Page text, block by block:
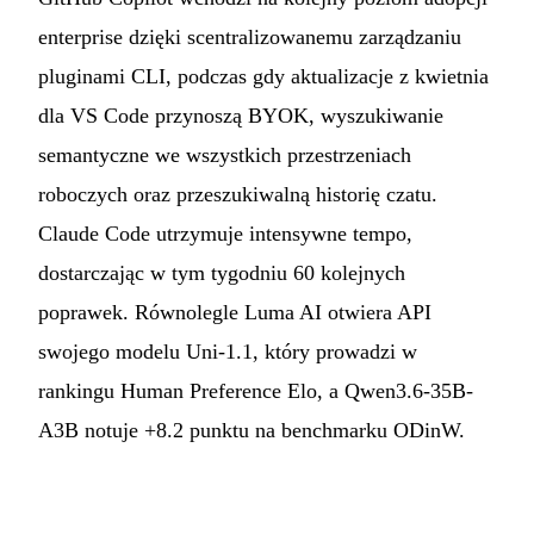
enterprise dzięki scentralizowanemu zarządzaniu
pluginami CLI, podczas gdy aktualizacje z kwietnia
dla VS Code przynoszą BYOK, wyszukiwanie
semantyczne we wszystkich przestrzeniach
roboczych oraz przeszukiwalną historię czatu.
Claude Code utrzymuje intensywne tempo,
dostarczając w tym tygodniu 60 kolejnych
poprawek. Równolegle Luma AI otwiera API
swojego modelu Uni-1.1, który prowadzi w
rankingu Human Preference Elo, a Qwen3.6-35B-
A3B notuje +8.2 punktu na benchmarku ODinW.